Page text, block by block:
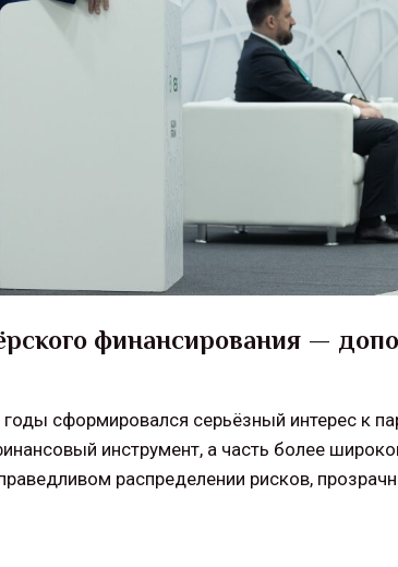
финансирования —
сформировался серьёзный интерес к
инструмент, а часть более
распределении рисков,